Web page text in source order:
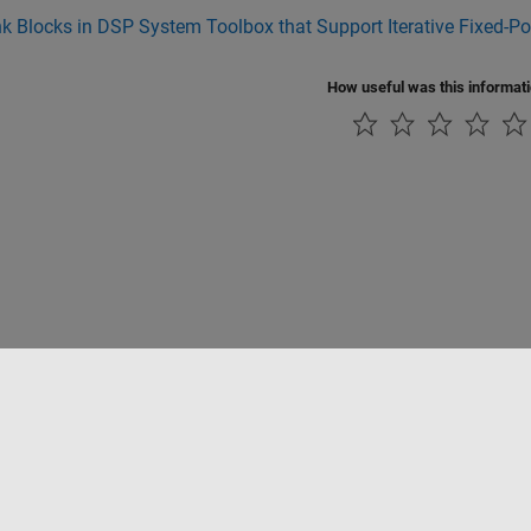
Blocks in DSP System Toolbox that Support Iterative Fixed-
How useful was this